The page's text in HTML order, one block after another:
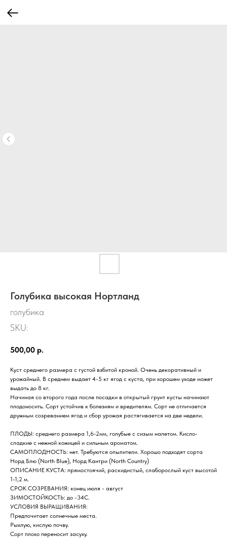
Голубика высокая Нортланд
голубика
SKU:
500,00 р.
Куст среднего размера с густой взбитой кроной. Очень декоративный и
урожайный. В среднем выдает 4-5 кг ягод с куста, при хорошем уходе может
выдать до 8 кг.
Начиная со второго года после посадки в открытый грунт кусты начинают
плодоносить. Сорт устойчив к болезням и вредителям. Сорт не отличается
дружным созреванием ягод и сбор урожая растягивается на две недели.
ПЛОДЫ: среднего размера 1,6-2мм, голубые с сизым налетом. Кисло-
сладкие с нежной кожицей и сильным ароматом.
САМОПЛОДНОСТЬ: нет. Требуются опылители. Хорошо подходят сорта
Норд Блю (North Blue), Норд Кантри (North Country)
ОПИСАНИЕ КУСТА: прямостоячий, раскидистый, слаборослый куст высотой
1-1,2 м.
СРОК СОЗРЕВАНИЯ: конец июля - август
ЗИМОСТОЙКОСТЬ: до -34С.
УСЛОВИЯ ВЫРАЩИВАНИЯ:
Предпочитает солнечные места.
Рыхлую, кислую почву.
Сорт плохо переносит засуху.